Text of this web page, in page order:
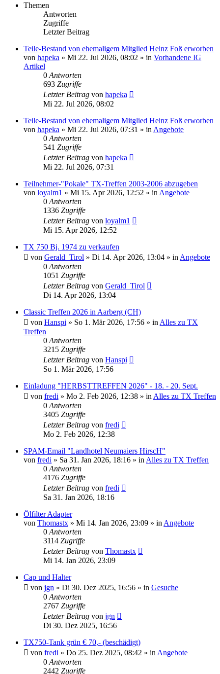
Themen
Antworten
Zugriffe
Letzter Beitrag
Teile-Bestand von ehemaligem Mitglied Heinz Foß erworben
von hapeka » Mi 22. Jul 2026, 08:02 » in Vorhandene IG
Artikel
0 Antworten
693 Zugriffe
Letzter Beitrag von hapeka
Mi 22. Jul 2026, 08:02
Teile-Bestand von ehemaligem Mitglied Heinz Foß erworben
von hapeka » Mi 22. Jul 2026, 07:31 » in Angebote
0 Antworten
541 Zugriffe
Letzter Beitrag von hapeka
Mi 22. Jul 2026, 07:31
Teilnehmer-"Pokale" TX-Treffen 2003-2006 abzugeben
von loyalm1 » Mi 15. Apr 2026, 12:52 » in Angebote
0 Antworten
1336 Zugriffe
Letzter Beitrag von loyalm1
Mi 15. Apr 2026, 12:52
TX 750 Bj. 1974 zu verkaufen
von Gerald_Tirol » Di 14. Apr 2026, 13:04 » in Angebote
0 Antworten
1051 Zugriffe
Letzter Beitrag von Gerald_Tirol
Di 14. Apr 2026, 13:04
Classic Treffen 2026 in Aarberg (CH)
von Hanspi » So 1. Mär 2026, 17:56 » in Alles zu TX
Treffen
0 Antworten
3215 Zugriffe
Letzter Beitrag von Hanspi
So 1. Mär 2026, 17:56
Einladung "HERBSTTREFFEN 2026" - 18. - 20. Sept.
von fredi » Mo 2. Feb 2026, 12:38 » in Alles zu TX Treffen
0 Antworten
3405 Zugriffe
Letzter Beitrag von fredi
Mo 2. Feb 2026, 12:38
SPAM-Email "Landhotel Neumaiers HirscH"
von fredi » Sa 31. Jan 2026, 18:16 » in Alles zu TX Treffen
0 Antworten
4176 Zugriffe
Letzter Beitrag von fredi
Sa 31. Jan 2026, 18:16
Ölfilter Adapter
von Thomastx » Mi 14. Jan 2026, 23:09 » in Angebote
0 Antworten
3114 Zugriffe
Letzter Beitrag von Thomastx
Mi 14. Jan 2026, 23:09
Cap und Halter
von jgn » Di 30. Dez 2025, 16:56 » in Gesuche
0 Antworten
2767 Zugriffe
Letzter Beitrag von jgn
Di 30. Dez 2025, 16:56
TX750-Tank grün € 70,- (beschädigt)
von fredi » Do 25. Dez 2025, 08:42 » in Angebote
0 Antworten
2442 Zugriffe